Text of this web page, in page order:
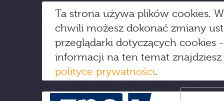
Ta strona używa plików cookies.
chwili możesz dokonać zmiany
przeglądarki dotyczących cookies
informacji na ten temat
polityce prywatności.